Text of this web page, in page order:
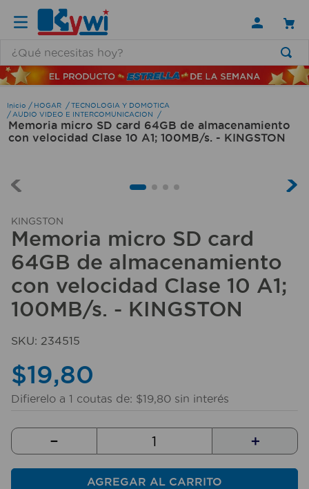
HOGAR
TECNOLOGIA Y DOMOTICA
AUDIO VIDEO E INTERCOMUNICACION
Memoria micro SD card 64GB de almacenamiento
con velocidad Clase 10 A1; 100MB/s. - KINGSTON
KINGSTON
Memoria micro SD card
64GB de almacenamiento
con velocidad Clase 10 A1;
100MB/s. - KINGSTON
SKU: 234515
$19,80
Difierelo a 1 coutas de: $19,80 sin interés
＋
－
AGREGAR AL CARRITO
TÉRMINOS MÁS BUSCADOS
1 .
lamparas
2.
ducha
6.
escritorio
7 .
cerradura
8.
aspiradora
9.
lavamanos
10. taladro